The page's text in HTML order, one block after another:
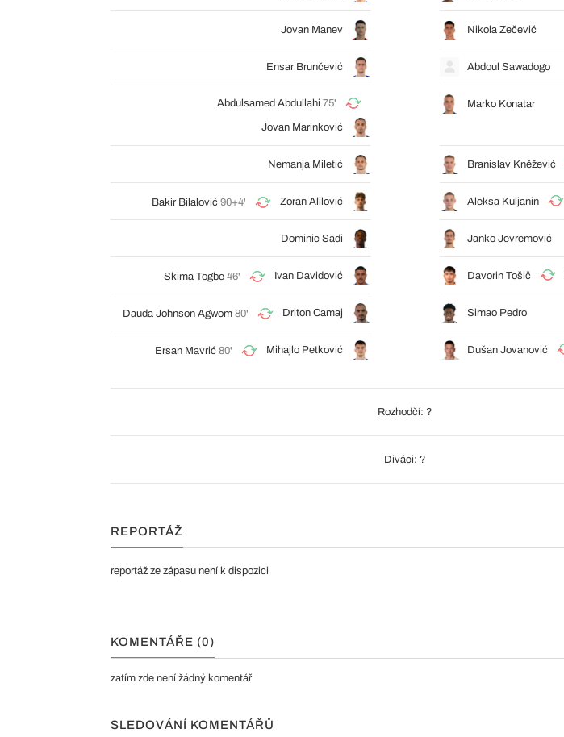
Jovan Manev Nikola Zečević
Ensar Brunčević Abdoul Sawadogo
Abdulsamed Abdullahi 75'
Jovan Marinković
Marko Konatar
Nemanja Miletić Branislav Kněžević
Bakir Bilalović 90+4' Zoran Alilović Aleksa Kuljanin
Dominic Sadi Janko Jevremović
Skima Togbe 46' Ivan Davidović Davorin Tošič
Dauda Johnson Agwom 80' Driton Camaj Simao Pedro
Ersan Mavrić 80' Mihajlo Petković Dušan Jovanović
Rozhodčí: ?
Diváci: ?
REPORTÁŽ
reportáž ze zápasu není k dispozici
KOMENTÁŘE (0)
zatím zde není žádný komentář
SLEDOVÁNÍ KOMENTÁŘŮ